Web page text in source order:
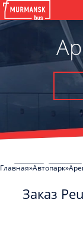
Главная Автопарк
Заказ